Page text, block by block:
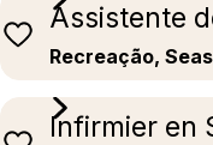
Assistente
Recreação,
Infirmier en